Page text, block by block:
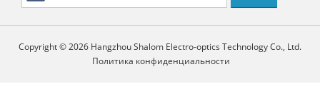
Copyright © 2026 Hangzhou Shalom Electro-optics Technology Co., Ltd.
Политика конфиденциальности